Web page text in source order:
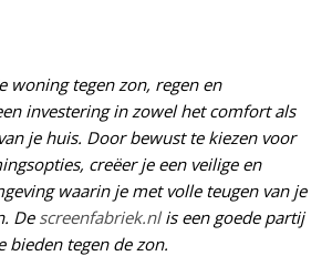
woning tegen zon, regen en
investering in zowel het comfort als
je huis. Door bewust te kiezen voor
creëer je een veilige en
waarin je met volle teugen van je
De screenfabriek.nlis een goede partij
bieden tegen de zon.